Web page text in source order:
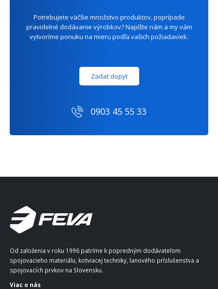
Potrebujete väčšie množstvo produktov, poprípade
pravidelné dodávanie výrobkov? Napíšte nám a my vám
vytvoríme ponuku na mieru podľa vašich požiadaviek.
Zadať dopyt
0903 45 55 33
Od založenia v roku 1996 patríme k popredným dodávateľom
spojovacieho materiálu, kotviacej techniky, lanového príslušenstva a
spojovacích prvkov na Slovensku.
Viac o nás